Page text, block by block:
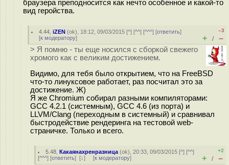
браузера преподносится как нечто особенное и какой-то
вид геройства.
4.44 ,iZEN (ok), 18:12, 09/03/2015 [^] [^^] [^^^] [ответить]
[к модератору]
–3
+ / –
> Я помню - ты еще носился с сборкой свежего
хромого как с великим достижением.
Видимо, для тебя было открытием, что на FreeBSD
что-то линуксовое работает, раз посчитал это за
достижение. Ж)
Я же Chromium собирал разными компиляторами:
GCC 4.2.1 (системным), GCC 4.6 (из порта) и
LLVM/Clang (переходным в системный) и сравнивал
быстродействие рендеринга на тестовой web-
страничке. Только и всего.
5.48 ,Какаянахренразница (ok), 20:33, 09/03/2015 [^] [^^]
[^^^] [ответить] [↓] [к модератору]
+2
+ / –